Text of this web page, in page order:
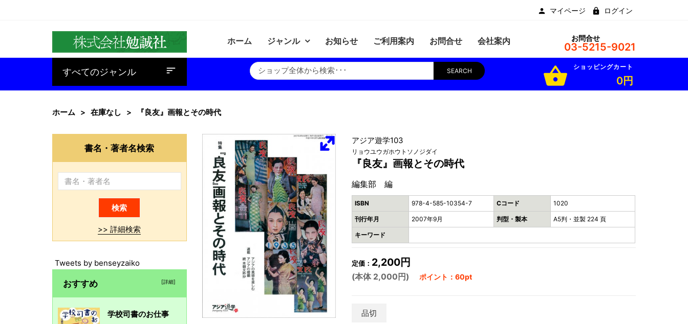
マイページ ログイン
ホーム ジャンル お知らせ ご利用案内 お問合せ 会社案内 お問合せ
03-5215-9021
すべてのジャンル
baseline_sort SEARCH shopping_basket ショッピングカート
0円
ホーム 在庫なし 『良友』画報とその時代
アジア遊学103
リョウユウガホウトソノジダイ
『良友』画報とその時代
編集部 編
ISBN 978-4-585-10354-7 Cコード 1020
刊行年月 2007年9月 判型・製本 A5判・並製 224 頁
キーワード
定価： 2,200円
(本体 2,000円) ポイント：60pt
品切
書名・著者名検索
>> 詳細検索
Tweets by benseyzaiko
おすすめ [詳細]
学校司書のお仕事